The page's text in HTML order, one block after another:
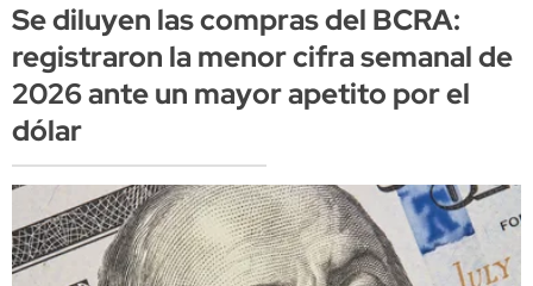
Se diluyen las compras del BCRA:
registraron la menor cifra semanal de
2026 ante un mayor apetito por el
dólar